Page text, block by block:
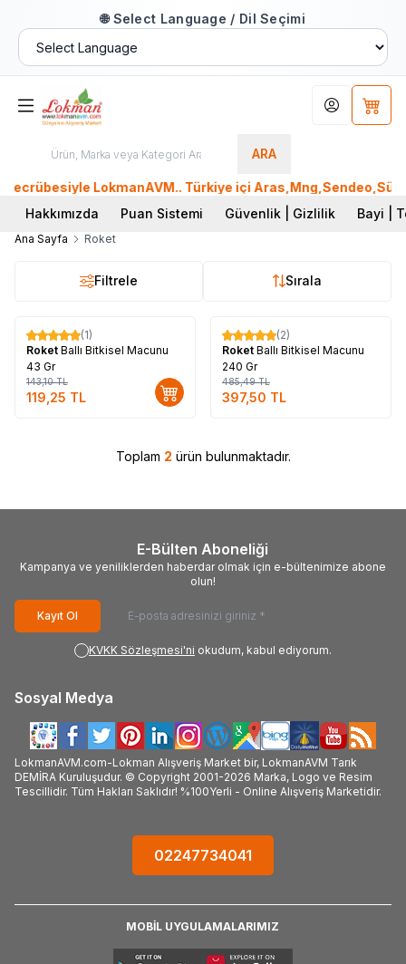
🌐 Select Language / Dil Seçimi
ARA
Hesabım
LokmanAVM.. Türkiye içi
Hakkımızda
Puan Sistemi Güvenlik | Gizlilik Bayi |
Ana Sayfa Roket
Filtrele Sırala
%17
(1)
Roket Ballı Bitkisel Macunu
43 Gr
143,10TL
119,25 TL
%18
(2)
Roket Ballı Bitkisel Macunu
240 Gr
485,49TL
397,50 TL
Toplam 2 ürün bulunmaktadır.
E-Bülten Aboneliği
Kampanya ve yeniliklerden haberdar olmak için e-bültenimize abone
olun!
Kayıt Ol
KVKK Sözleşmesi'ni okudum, kabul ediyorum.
Sosyal Medya
LokmanAVM.com-Lokman Alışveriş Market bir, LokmanAVM Tarık
DEMİRA Kuruluşudur. © Copyright 2001-2026 Marka, Logo ve Resim
Tescillidir. Tüm Hakları Saklıdır! %100Yerli - Online Alışveriş Marketidir.
02247734041
MOBİL UYGULAMALARIMIZ